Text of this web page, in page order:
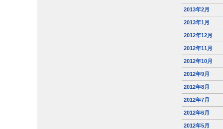
2013年2月
2013年1月
2012年12月
2012年11月
2012年10月
2012年9月
2012年8月
2012年7月
2012年6月
2012年5月